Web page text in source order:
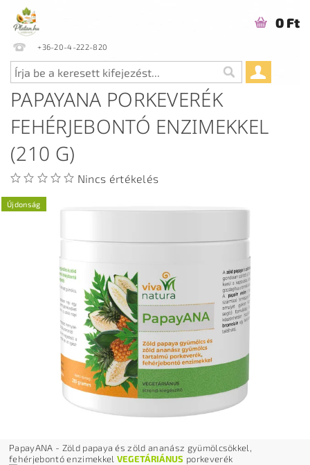
+36-20-4-222-820
0 Ft
PAPAYANA PORKEVERÉK
FEHÉRJEBONTÓ ENZIMEKKEL
(210 G)
Nincs értékelés
Újdonság
PapayANA - Zöld papaya és zöld ananász gyümölcsökkel,
fehérjebontó enzimekkel VEGETÁRIÁNUS porkeverék